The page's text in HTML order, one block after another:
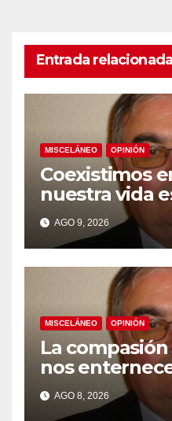
Entrada relacionada
MISCELÁNEO OPINIÓN
Coexistimos
nuestra vida
Dios
AGO 9, 2026
MISCELÁNEO OPINIÓN
La
nos
AGO 8, 2026